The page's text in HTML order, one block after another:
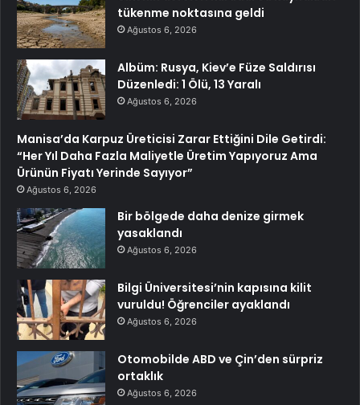
tükenme noktasına geldi
Ağustos 6, 2026
Albüm: Rusya, Kiev’e Füze Saldırısı
Düzenledi: 1 Ölü, 13 Yaralı
Ağustos 6, 2026
Manisa’da Karpuz Üreticisi Zarar Ettiğini Dile Getirdi:
“Her Yıl Daha Fazla Maliyetle Üretim Yapıyoruz Ama
Ürünün Fiyatı Yerinde Sayıyor”
Ağustos 6, 2026
Bir bölgede daha denize girmek
yasaklandı
Ağustos 6, 2026
Bilgi Üniversitesi’nin kapısına kilit
vuruldu! Öğrenciler ayaklandı
Ağustos 6, 2026
Otomobilde ABD ve Çin’den sürpriz
ortaklık
Ağustos 6, 2026